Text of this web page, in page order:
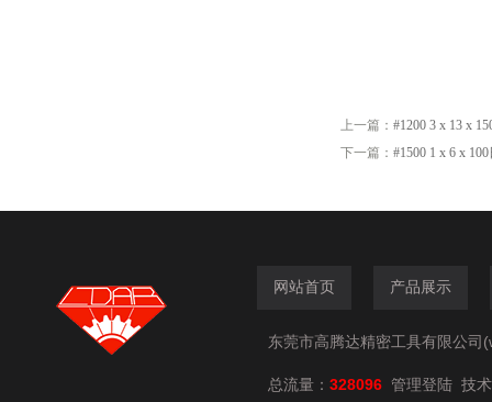
上一篇： #1200 3 x 13 x
下一篇： #1500 1 x 6 x
网站首页 产品展示
东莞市高腾达精密工具有限公司
总流量： 328096 管理登陆 技